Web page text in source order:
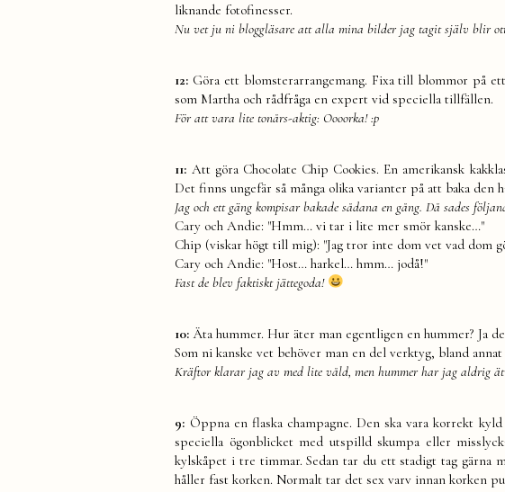
liknande fotofinesser.
Nu vet ju ni bloggläsare att alla mina bilder jag tagit själv blir
12: Göra ett blomsterarrangemang. Fixa till blommor på
som Martha och rådfråga en expert vid speciella tillfällen.
För att vara lite tonårs-aktig: Oooorka! :p
11: Att göra Chocolate Chip Cookies. En amerikansk
Det finns ungefär så många olika varianter på att baka den
Jag och ett gäng kompisar bakade sådana en gång. Då sades
Cary och Andie: "Hmm… vi tar i lite mer smör kanske…"
Chip (viskar högt till mig): "Jag tror inte dom vet vad dom
Cary och Andie: "Host… harkel… hmm… jodå!"
Fast de blev faktiskt jättegoda!
10: Äta hummer. Hur äter man egentligen en hummer? Ja
Som ni kanske vet behöver man en del verktyg, bland
Kräftor klarar jag av med lite våld, men hummer har jag aldrig
9: Öppna en flaska champagne. Den ska vara korrekt
speciella ögonblicket med utspilld skumpa eller
kylskåpet i tre timmar. Sedan tar du ett stadigt tag gärna
håller fast korken. Normalt tar det sex varv innan korken